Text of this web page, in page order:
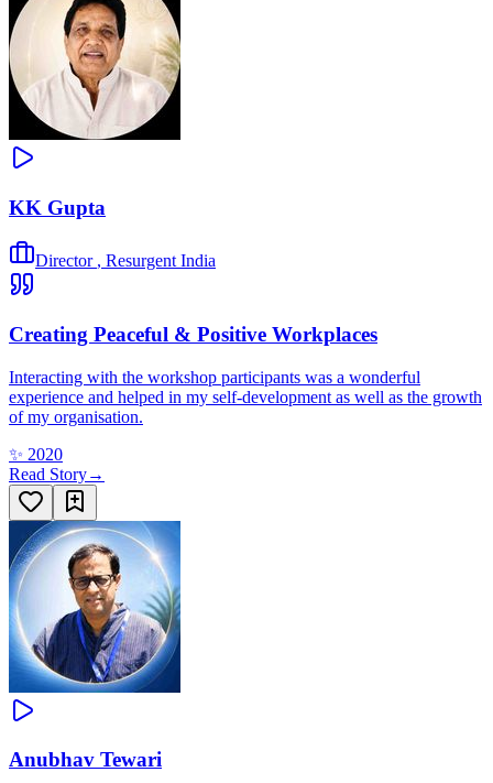
KK Gupta
Director , Resurgent India
Creating Peaceful & Positive Workplaces
Interacting with the workshop participants was a wonderful
experience and helped in my self-development as well as the growth
of my organisation.
✨ 2020
Read Story→
Anubhav Tewari